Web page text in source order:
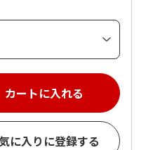
カートに入れる
に入りに登録する